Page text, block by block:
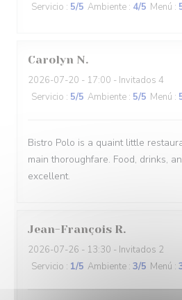
Servicio : 5/5 Ambiente : 4/5 Menú :
Carolyn N
2026-07-20 - 17:00 - Invitados 4
Servicio : 5/5 Ambiente : 5/5 Menú :
Bistro Polo is a quaint little
main thoroughfare. Food, drinks,
excellent.
Jean-François R
2026-07-26 - 13:30 - Invitados 2
Servicio : 1/5 Ambiente : 3/5 Menú :